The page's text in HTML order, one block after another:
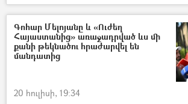
ՀՀ գլխավոր դատախազություն
Կենտրոնական ընտրական հանձնաժողով (ԿԸՀ)
Գոհար Մելոյանը և «Ուժեղ
Հայաստանից» առաջադրված ևս մի
քանի թեկնածու հրաժարվել են
մանդատից
20 հուլիսի, 19:34